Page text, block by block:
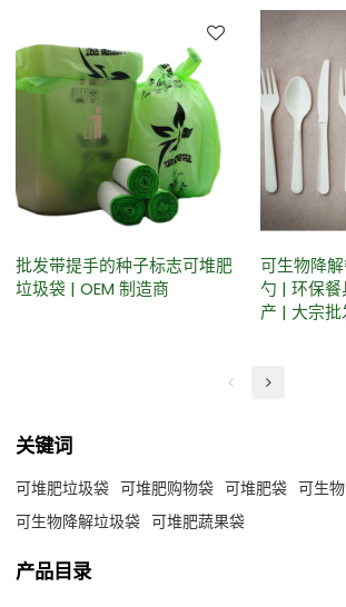
批发带提手的种子标志可堆肥
垃圾袋 | OEM 制造商
可生物降
勺 | 环保
产 | 大宗批
关键词
可堆肥垃圾袋 可堆肥购物袋 可堆肥袋 可生
可生物降解垃圾袋 可堆肥蔬果袋
产品目录